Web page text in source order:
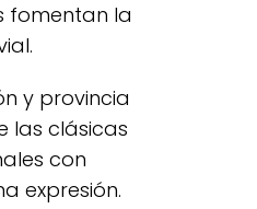
fomentan la
y provincia
las clásicas
con
expresión.